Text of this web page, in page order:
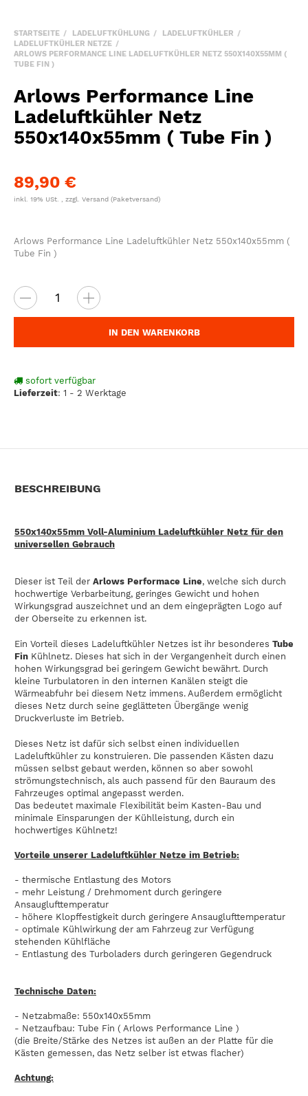
STARTSEITE LADELUFTKÜHLUNG
LADELUFTKÜHLER
LADELUFTKÜHLER NETZE
ARLOWS PERFORMANCE LINE LADELUFTKÜHLER NETZ 550X140X55MM (
TUBE FIN )
Arlows Performance Line
Ladeluftkühler Netz
550x140x55mm ( Tube Fin )
89,90 €
inkl. 19% USt. , zzgl. Versand (Paketversand)
Arlows Performance Line Ladeluftkühler Netz 550x140x55mm (
Tube Fin )
IN DEN WARENKORB
sofort verfügbar
Lieferzeit: 1 - 2 Werktage
BESCHREIBUNG
550x140x55mm Voll-Aluminium Ladeluftkühler Netz für den
universellen Gebrauch
Dieser ist Teil der Arlows Performace Line, welche sich durch
hochwertige Verbarbeitung, geringes Gewicht und hohen
Wirkungsgrad auszeichnet und an dem eingeprägten Logo auf
der Oberseite zu erkennen ist.
Ein Vorteil dieses Ladeluftkühler Netzes ist ihr besonderes Tube
Fin Kühlnetz. Dieses hat sich in der Vergangenheit durch einen
hohen Wirkungsgrad bei geringem Gewicht bewährt. Durch
kleine Turbulatoren in den internen Kanälen steigt die
Wärmeabfuhr bei diesem Netz immens. Außerdem ermöglicht
d ieses Netz durch seine geglätteten Übergänge wenig
Druckverluste im Betrieb.
Dieses Netz ist dafür sich selbst einen individuellen
Ladeluftkühler zu konstruieren. Die passenden Kästen dazu
müssen selbst gebaut werden, können so aber sowohl
strömungstechnisch, als auch passend für den Bauraum des
Fahrzeuges optimal angepasst werden.
Das bedeutet maximale Flexibilität beim Kasten-Bau und
minimale Einsparungen der Kühlleistung, durch ein
hochwertiges Kühlnetz!
Vorteile unserer Ladeluftkühler Netze im Betrieb:
- thermische Entlastung des Motors
- mehr Leistung / Drehmoment durch geringere
Ansauglufttemperatur
- höhere Klopffestigkeit durch geringere Ansauglufttemperatur
- optimale Kühlwirkung der am Fahrzeug zur Verfügung
stehenden Kühlfläche
- Entlastung des Turboladers durch geringeren Gegendruck
Technische Daten:
- Netzabmaße: 550x140x55mm
- Netzaufbau: Tube Fin ( Arlows Performance Line )
(die Breite/Stärke des Netzes ist außen an der Platte für die
Kästen gemessen, das Netz selber ist etwas flacher)
Achtung: